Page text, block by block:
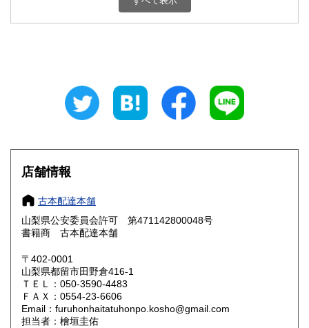
800円 三重県
大阪府
奈良県
鳥取県 800円 島根県
岡山県
山口県 800円
香川県 800円 愛媛県
店舗情報
古本配達本舗
山梨県公安委員会許可 第471142800048号
書籍商 古本配達本舗
〒402-0001
山梨県都留市田野倉416-1
ＴＥＬ：050-3590-4483
ＦＡＸ：0554-23-6606
Email：furuhonhaitatuhonpo.kosho@gmail.com
担当者：檜垣圭佑